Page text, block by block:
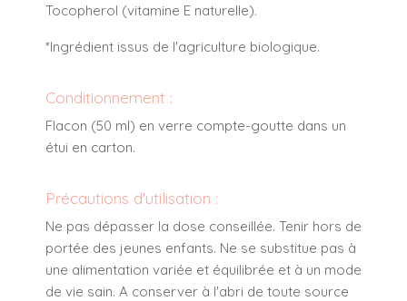
Tocopherol (vitamine E naturelle).
*Ingrédient issus de l'agriculture biologique.
Conditionnement :
Flacon (50 ml) en verre compte-goutte dans un
étui en carton.
Précautions d'utilisation :
Ne pas dépasser la dose conseillée. Tenir hors de
portée des jeunes enfants. Ne se substitue pas à
une alimentation variée et équilibrée et à un mode
de vie sain. A conserver à l'abri de toute source